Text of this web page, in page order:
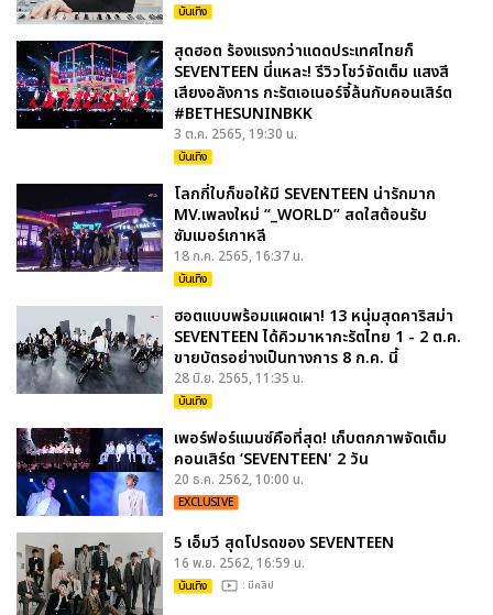
บันเทิง
สุดฮอต ร้องแรงกว่าแดดประเทศไทยก็
SEVENTEEN นี่แหละ! รีวิวโชว์จัดเต็ม แสงสี
เสียงอลังการ กะรัตเอเนอร์จี้ล้นกับคอนเสิร์ต
#BETHESUNINBKK
3 ต.ค. 2565, 19:30 น.
บันเทิง
โลกกี่ใบก็ขอให้มี SEVENTEEN น่ารักมาก
MV.เพลงใหม่ “_WORLD” สดใสต้อนรับ
ซัมเมอร์เกาหลี
18 ก.ค. 2565, 16:37 น.
บันเทิง
ฮอตแบบพร้อมแผดเผา! 13 หนุ่มสุดคาริสม่า
SEVENTEEN ได้คิวมาหากะรัตไทย 1 - 2 ต.ค.
ขายบัตรอย่างเป็นทางการ 8 ก.ค. นี้
28 มิ.ย. 2565, 11:35 น.
บันเทิง
เพอร์ฟอร์แมนซ์คือที่สุด! เก็บตกภาพจัดเต็ม
คอนเสิร์ต ‘SEVENTEEN' 2 วัน
20 ธ.ค. 2562, 10:00 น.
EXCLUSIVE
5 เอ็มวี สุดโปรดของ SEVENTEEN
16 พ.ย. 2562, 16:59 น.
บันเทิง : มีคลิป